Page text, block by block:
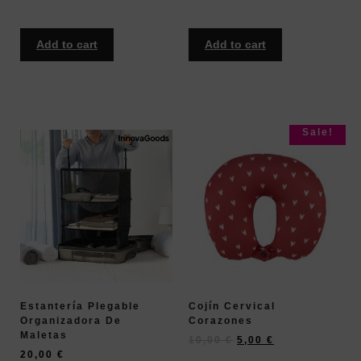
Add to cart Add to cart
Estantería Plegable
Organizadora De
Maletas
20,00 €
Sale!
Cojín Cervical
Corazones
5,00 €